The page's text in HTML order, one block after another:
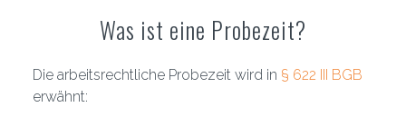
Was ist eine Probezeit?
Die arbeitsrechtliche Probezeit wird in § 622 III BGB
erwähnt: